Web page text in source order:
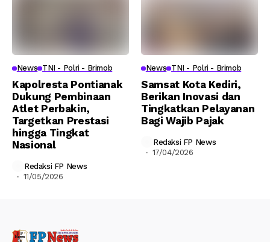
News TNI - Polri - Brimob
Kapolresta Pontianak
Dukung Pembinaan
Atlet Perbakin,
Targetkan Prestasi
hingga Tingkat
Nasional
Redaksi FP News
11/05/2026
News TNI - Polri - Brimob
Samsat Kota Kediri,
Berikan Inovasi dan
Tingkatkan Pelayanan
Bagi Wajib Pajak
Redaksi FP News
17/04/2026